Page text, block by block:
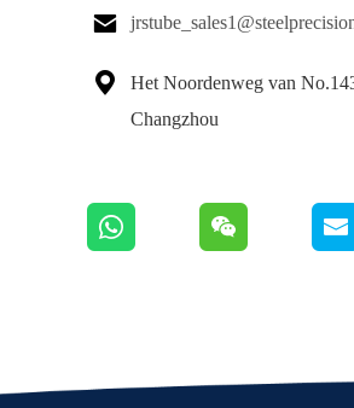


Het Noordenweg van
Changzhou